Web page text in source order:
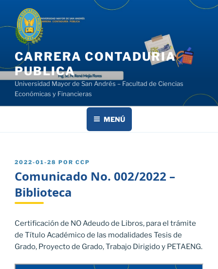
contenido
CARRERA CONTADURIA
PUBLICA
Universidad Mayor de San Andrés – Facultad de Ciencias
Económicas y Financieras
MENÚ
PUBLICADO
2022-01-28 POR CCP
Comunicado No. 002/2022 –
Biblioteca
Certificación de NO Adeudo de Libros, para el trámite
de Título Académico de las modalidades Tesis de
Grado, Proyecto de Grado, Trabajo Dirigido y PETAENG.